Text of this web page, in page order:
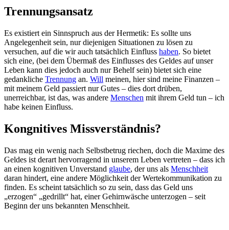
Trennungsansatz
Es existiert ein Sinnspruch aus der Hermetik: Es sollte uns
Angelegenheit sein, nur diejenigen Situationen zu lösen zu
versuchen, auf die wir auch tatsächlich Einfluss haben. So bietet
sich eine, (bei dem Übermaß des Einflusses des Geldes auf unser
Leben kann dies jedoch auch nur Behelf sein) bietet sich eine
gedankliche Trennung an. Will meinen, hier sind meine Finanzen –
mit meinem Geld passiert nur Gutes – dies dort drüben,
unerreichbar, ist das, was andere Menschen mit ihrem Geld tun – ich
habe keinen Einfluss.
Kongnitives Missverständnis?
Das mag ein wenig nach Selbstbetrug riechen, doch die Maxime des
Geldes ist derart hervorragend in unserem Leben vertreten – dass ich
an einen kognitiven Unverstand glaube, der uns als Menschheit
daran hindert, eine andere Möglichkeit der Wertekommunikation zu
finden. Es scheint tatsächlich so zu sein, dass das Geld uns
„erzogen“ „gedrillt“ hat, einer Gehirnwäsche unterzogen – seit
Beginn der uns bekannten Menschheit.